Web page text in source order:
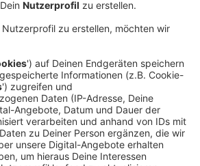
Hof bis zur Dhünnbrücke. Das
auf die Hauptverkehrsader
Gustav-Heinemann-Straße.
27.08.2020 06:22
Kanalleitung während der